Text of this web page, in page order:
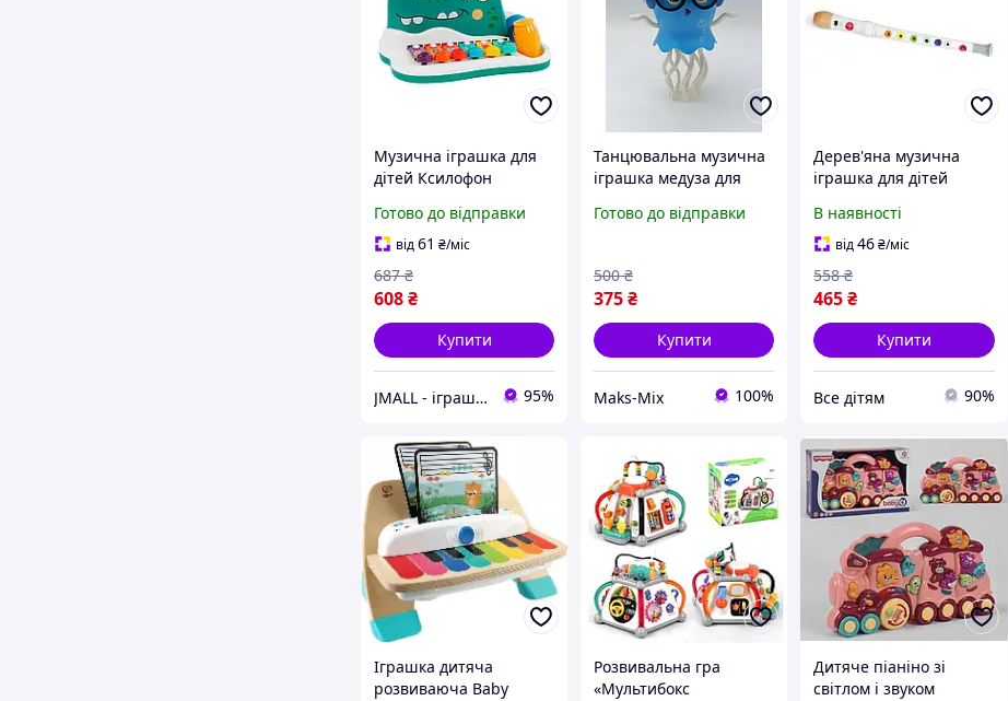
Музична іграшка для
дітей Ксилофон
Group
Готово до відправки
від61 ₴/міс
608₴
687 ₴
Купити
JMALL - іграшки та товари для детей 95%
Танцювальна музична
іграшка медуза для
повзання (з вітрини,
Готово до відправки
375₴
500 ₴
Купити
Maks-Mix 100%
Дерев'яна музична
іграшка для дітей
х 3 х 31 см, Vse-detyam
В наявності
від46₴/міс
465₴
558 ₴
Купити
Все дітям 90%
Іграшка дитяча
розвиваюча Baby
Розвивальна гра
«Мультибокс
Дитяче піаніно зі
світлом і звуком